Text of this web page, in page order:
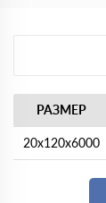
РАЗМЕР
20х120х6000